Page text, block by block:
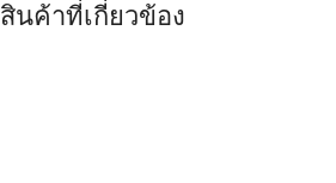
สินค้าที่เกี่ยวข้อง